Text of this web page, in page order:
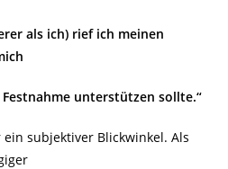
als ich) rief ich meinen
unterstützen sollte.“
subjektiver Blickwinkel. Als